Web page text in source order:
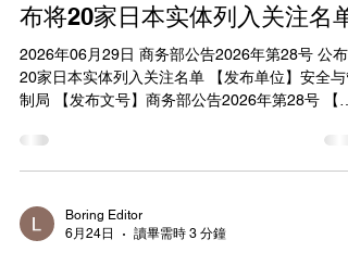
国的两用物项转移或提供给上述20家实体；正在开
展的相关活动应当立即停止。 二、特殊情况下确
出口的，出口经营者应当向商务部提出申请。 本
告自公布之日起正式实施。 附件：出口管制管控
单（2026年6月29日） 商务部 2026年6月29日 附件
所（National Institute for Defense Studies） 地
址：日本东京都新宿区市谷本村町
布将20家日本实体列入关注名单
2026年06月29日 商务部公告2026年第28号 公布
20家日本实体列入关注名单 【发布单位】安全与
制局 【发布文号】商务部公告2026年第28号 【发
口管制法》和《中华人民共和国两用物项出口管制
条例》等法律法规有关规定，决定将三井E&S株式
家日本实体列入关注名单（见附件）。 出口经营
向上述实体出口两用物项，不得申请通用许可或者
Boring Editor
6月24日
讀畢需時 3 分鐘